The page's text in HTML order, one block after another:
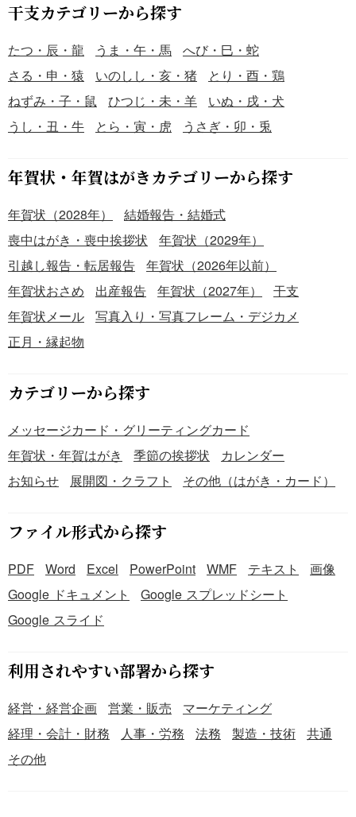
干支カテゴリーから探す
たつ・辰・龍 うま・午・馬
へび・巳・蛇
さる・申・猿
いのしし・亥・猪
とり・酉・鶏
ねずみ・子・鼠
ひつじ・未・羊
いぬ・戌・犬
うし・丑・牛
とら・寅・虎 うさぎ・卯・兎
年賀状・年賀はがきカテゴリーから探す
年賀状（2028年）
結婚報告・結婚式
喪中はがき・喪中挨拶状
年賀状（2029年）
引越し報告・転居報告
年賀状（2026年以前）
年賀状おさめ
出産報告 年賀状（2027年）
干支
年賀状メール
写真入り・写真フレーム・デジカメ
正月・縁起物
カテゴリーから探す
メッセージカード・グリーティングカード
年賀状・年賀はがき
季節の挨拶状
カレンダー
お知らせ
展開図・クラフト その他（はがき・カード）
ファイル形式から探す
PDF Word Excel PowerPoint WMF テキスト
画像
Google ドキュメント
Google スプレッドシート
Google スライド
利用されやすい部署から探す
経営・経営企画 営業・販売
マーケティング
経理・会計・財務
人事・労務 法務 製造・技術
共通
その他